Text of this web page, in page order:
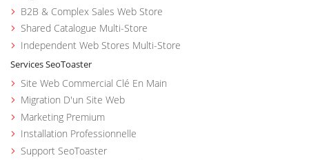
B2B & Complex Sales Web Store
Shared Catalogue Multi-Store
Independent Web Stores Multi-Store
Services SeoToaster
Site Web Commercial Clé En Main
Migration D'un Site Web
Marketing Premium
Installation Professionnelle
Support SeoToaster